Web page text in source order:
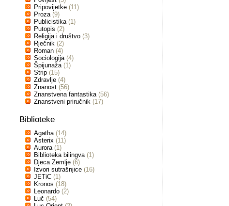
Pripovijetke (11)
Proza (9)
Publicistika (1)
Putopis (2)
Religija i društvo (3)
Rječnik (2)
Roman (4)
Sociologija (4)
Špijunaža (1)
Strip (15)
Zdravlje (4)
Znanost (56)
Znanstvena fantastika (56)
Znanstveni priručnik (17)
Biblioteke
Agatha (14)
Asterix (11)
Aurora (1)
Biblioteka bilingva (1)
Djeca Zemlje (6)
Izvori sutrašnjice (16)
JETiC (1)
Kronos (18)
Leonardo (2)
Luč (54)